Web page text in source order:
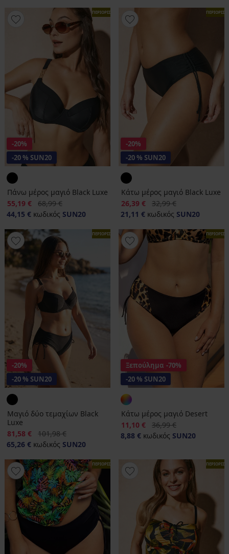
ΠΕΡΙΟΡΙΣΜΕΝΑ
-20%
-20 % SUN20
Πάνω μέρος μαγιό Black Luxe
Έκπτωση
55,19 € Αρχική τιμή
68,99 €
44,15 € κωδικός SUN20
-20%
-20 % SUN20
Κάτω μέρος μαγιό Black Luxe
Έκπτωση
26,39 € Αρχική τιμή
32,99 €
21,11 € κωδικός SUN20
ΠΕΡΙΟΡΙΣΜΕΝΑ
-20%
-20 % SUN20
Μαγιό δύο τεμαχίων Black
Luxe
Έκπτωση
81,58 € Αρχική τιμή
101,98 €
65,26 € κωδικός SUN20
Ξεπούλημα -70%
-20 % SUN20
Κάτω μέρος μαγιό Desert
Έκπτωση
11,10 € Αρχική τιμή
36,99 €
8,88 € κωδικός SUN20
ΠΕΡΙΟΡΙΣΜΕΝΑ